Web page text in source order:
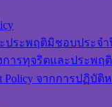
ประพฤติมิชอบประจำ
การทุจริตและประพฤ
Policy จากการปฏิบัติ